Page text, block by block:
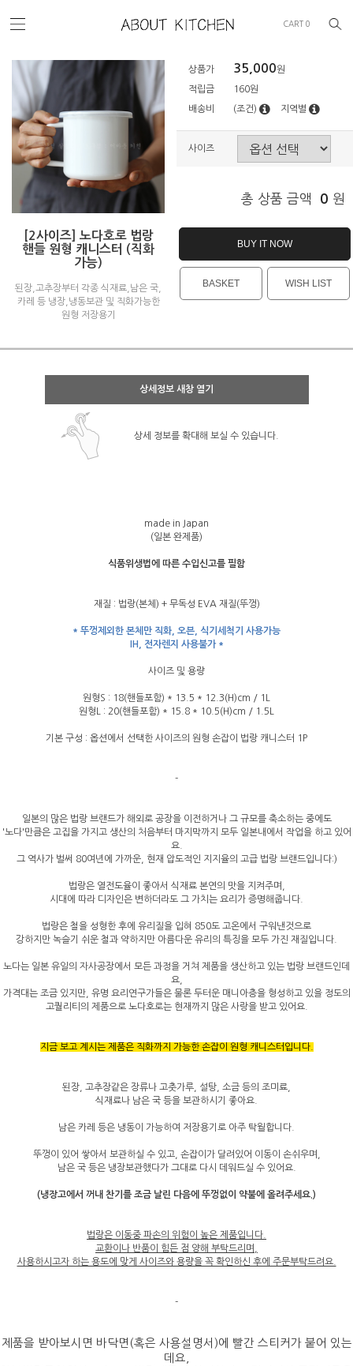
CART0
[2사이즈] 노다호로 법랑
핸들 원형 캐니스터 (직화
가능)
된장,고추장부터 각종 식재료,남은 국,
카레 등 냉장,냉동보관 및 직화가능한
원형 저장용기
상품가 35,000원
적립금 160원
배송비 (조건) 지역별
사이즈
총 상품 금액 0 원
BUY IT NOW
BASKET WISH LIST
상세정보 새창 열기
상세 정보를 확대해 보실 수 있습니다.
made in Japan
(일본 완제품)
식품위생법에 따른 수입신고를 필함
재질 : 법랑(본체) + 무독성 EVA 재질(뚜껑)
* 뚜껑제외한 본체만 직화, 오븐, 식기세척기 사용가능
IH, 전자렌지 사용불가 *
사이즈 및 용량
원형S : 18(핸들포함) * 13.5 * 12.3(H)cm / 1L
원형L : 20(핸들포함) * 15.8 * 10.5(H)cm / 1.5L
기본 구성 : 옵션에서 선택한 사이즈의 원형 손잡이 법랑 캐니스터 1P
-
일본의 많은 법랑 브랜드가 해외로 공장을 이전하거나 그 규모를 축소하는 중에도
'노다'만큼은 고집을 가지고 생산의 처음부터 마지막까지 모두 일본내에서 작업을 하고 있어
요.
그 역사가 벌써 80여년에 가까운, 현재 압도적인 지지율의 고급 법랑 브랜드입니다:)
법랑은 열전도율이 좋아서 식재료 본연의 맛을 지켜주며,
시대에 따라 디자인은 변하더라도 그 가치는 요리가 증명해줍니다.
법랑은 철을 성형한 후에 유리질을 입혀 850도 고온에서 구워낸것으로
강하지만 녹슬기 쉬운 철과 약하지만 아름다운 유리의 특징을 모두 가진 재질입니다.
노다는 일본 유일의 자사공장에서 모든 과정을 거쳐 제품을 생산하고 있는 법랑 브랜드인데
요,
가격대는 조금 있지만, 유명 요리연구가들은 물론 두터운 매니아층을 형성하고 있을 정도의
고퀄리티의 제품으로 노다호로는 현재까지 많은 사랑을 받고 있어요.
지금 보고 계시는 제품은 직화까지 가능한 손잡이 원형 캐니스터입니다.
된장, 고추장같은 장류나 고춧가루, 설탕, 소금 등의 조미료,
식재료나 남은 국 등을 보관하시기 좋아요.
남은 카레 등은 냉동이 가능하여 저장용기로 아주 탁월합니다.
뚜껑이 있어 쌓아서 보관하실 수 있고, 손잡이가 달려있어 이동이 손쉬우며,
남은 국 등은 냉장보관했다가 그대로 다시 데워드실 수 있어요.
(냉장고에서 꺼내 찬기를 조금 날린 다음에 뚜껑없이 약불에 올려주세요.)
법랑은 이동중 파손의 위험이 높은 제품입니다.
교환이나 반품이 힘든 점 양해 부탁드리며,
사용하시고자 하는 용도에 맞게 사이즈와 용량을 꼭 확인하신 후에 주문부탁드려요.
-
제품을 받아보시면 바닥면(혹은 사용설명서)에 빨간 스티커가 붙어 있는
데요,